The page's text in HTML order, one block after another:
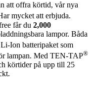
att offra körtid, vår nya
mycket att erbjuda.
får du 2,000
lampor. Båda
Ion batteripaket som
lampan. Med TEN-TAP®
körtider på upp till 25